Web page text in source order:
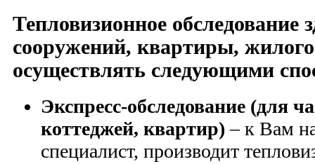
Тепловизионное обследование
сооружений, квартиры,
осуществлять следующими
Экспресс-обследование (для
коттеджей, квартир) – к Вам
специалист, производит